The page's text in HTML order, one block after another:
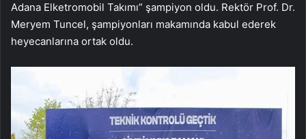
Adana Elketromobil Takımı” şampiyon oldu. Rektör Prof. Dr.
Meryem Tuncel, şampiyonları makamında kabul ederek
heyecanlarına ortak oldu.